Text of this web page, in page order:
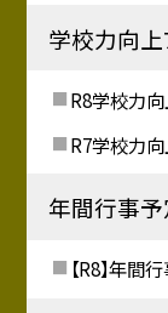
学校力向上
R8学校力向
R7学校力向
年間行事
【R8】年間